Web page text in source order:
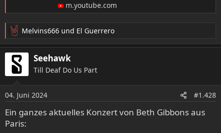
m.youtube.com
R
e
a
k
o
n
e
n
:
Melvins666 und El Guerrero
Seehawk
Till Deaf Do Us Part
04. Juni 2024 #1.428
Ein ganzes aktuelles Konzert von Beth Gibbons aus
Paris: